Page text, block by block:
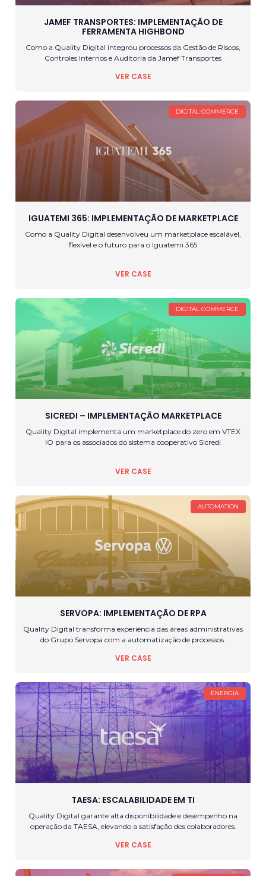
JAMEF TRANSPORTES: IMPLEMENTAÇÃO DE
FERRAMENTA HIGHBOND
Como a Quality Digital integrou processos da Gestão de Riscos,
Controles Internos e Auditoria da Jamef Transportes
VER CASE
DIGITAL COMMERCE
IGUATEMI 365: IMPLEMENTAÇÃO DE MARKETPLACE
Como a Quality Digital desenvolveu um marketplace escalável,
flexível e o futuro para o Iguatemi 365
VER CASE
DIGITAL COMMERCE
SICREDI – IMPLEMENTAÇÃO MARKETPLACE
Quality Digital implementa um marketplace do zero em VTEX
IO para os associados do sistema cooperativo Sicredi
VER CASE
AUTOMATION
SERVOPA: IMPLEMENTAÇÃO DE RPA
Quality Digital transforma experiência das áreas administrativas
do Grupo Servopa com a automatização de processos.
VER CASE
ENERGIA
TAESA: ESCALABILIDADE EM TI
Quality Digital garante alta disponibilidade e desempenho na
operação da TAESA, elevando a satisfação dos colaboradores.
VER CASE